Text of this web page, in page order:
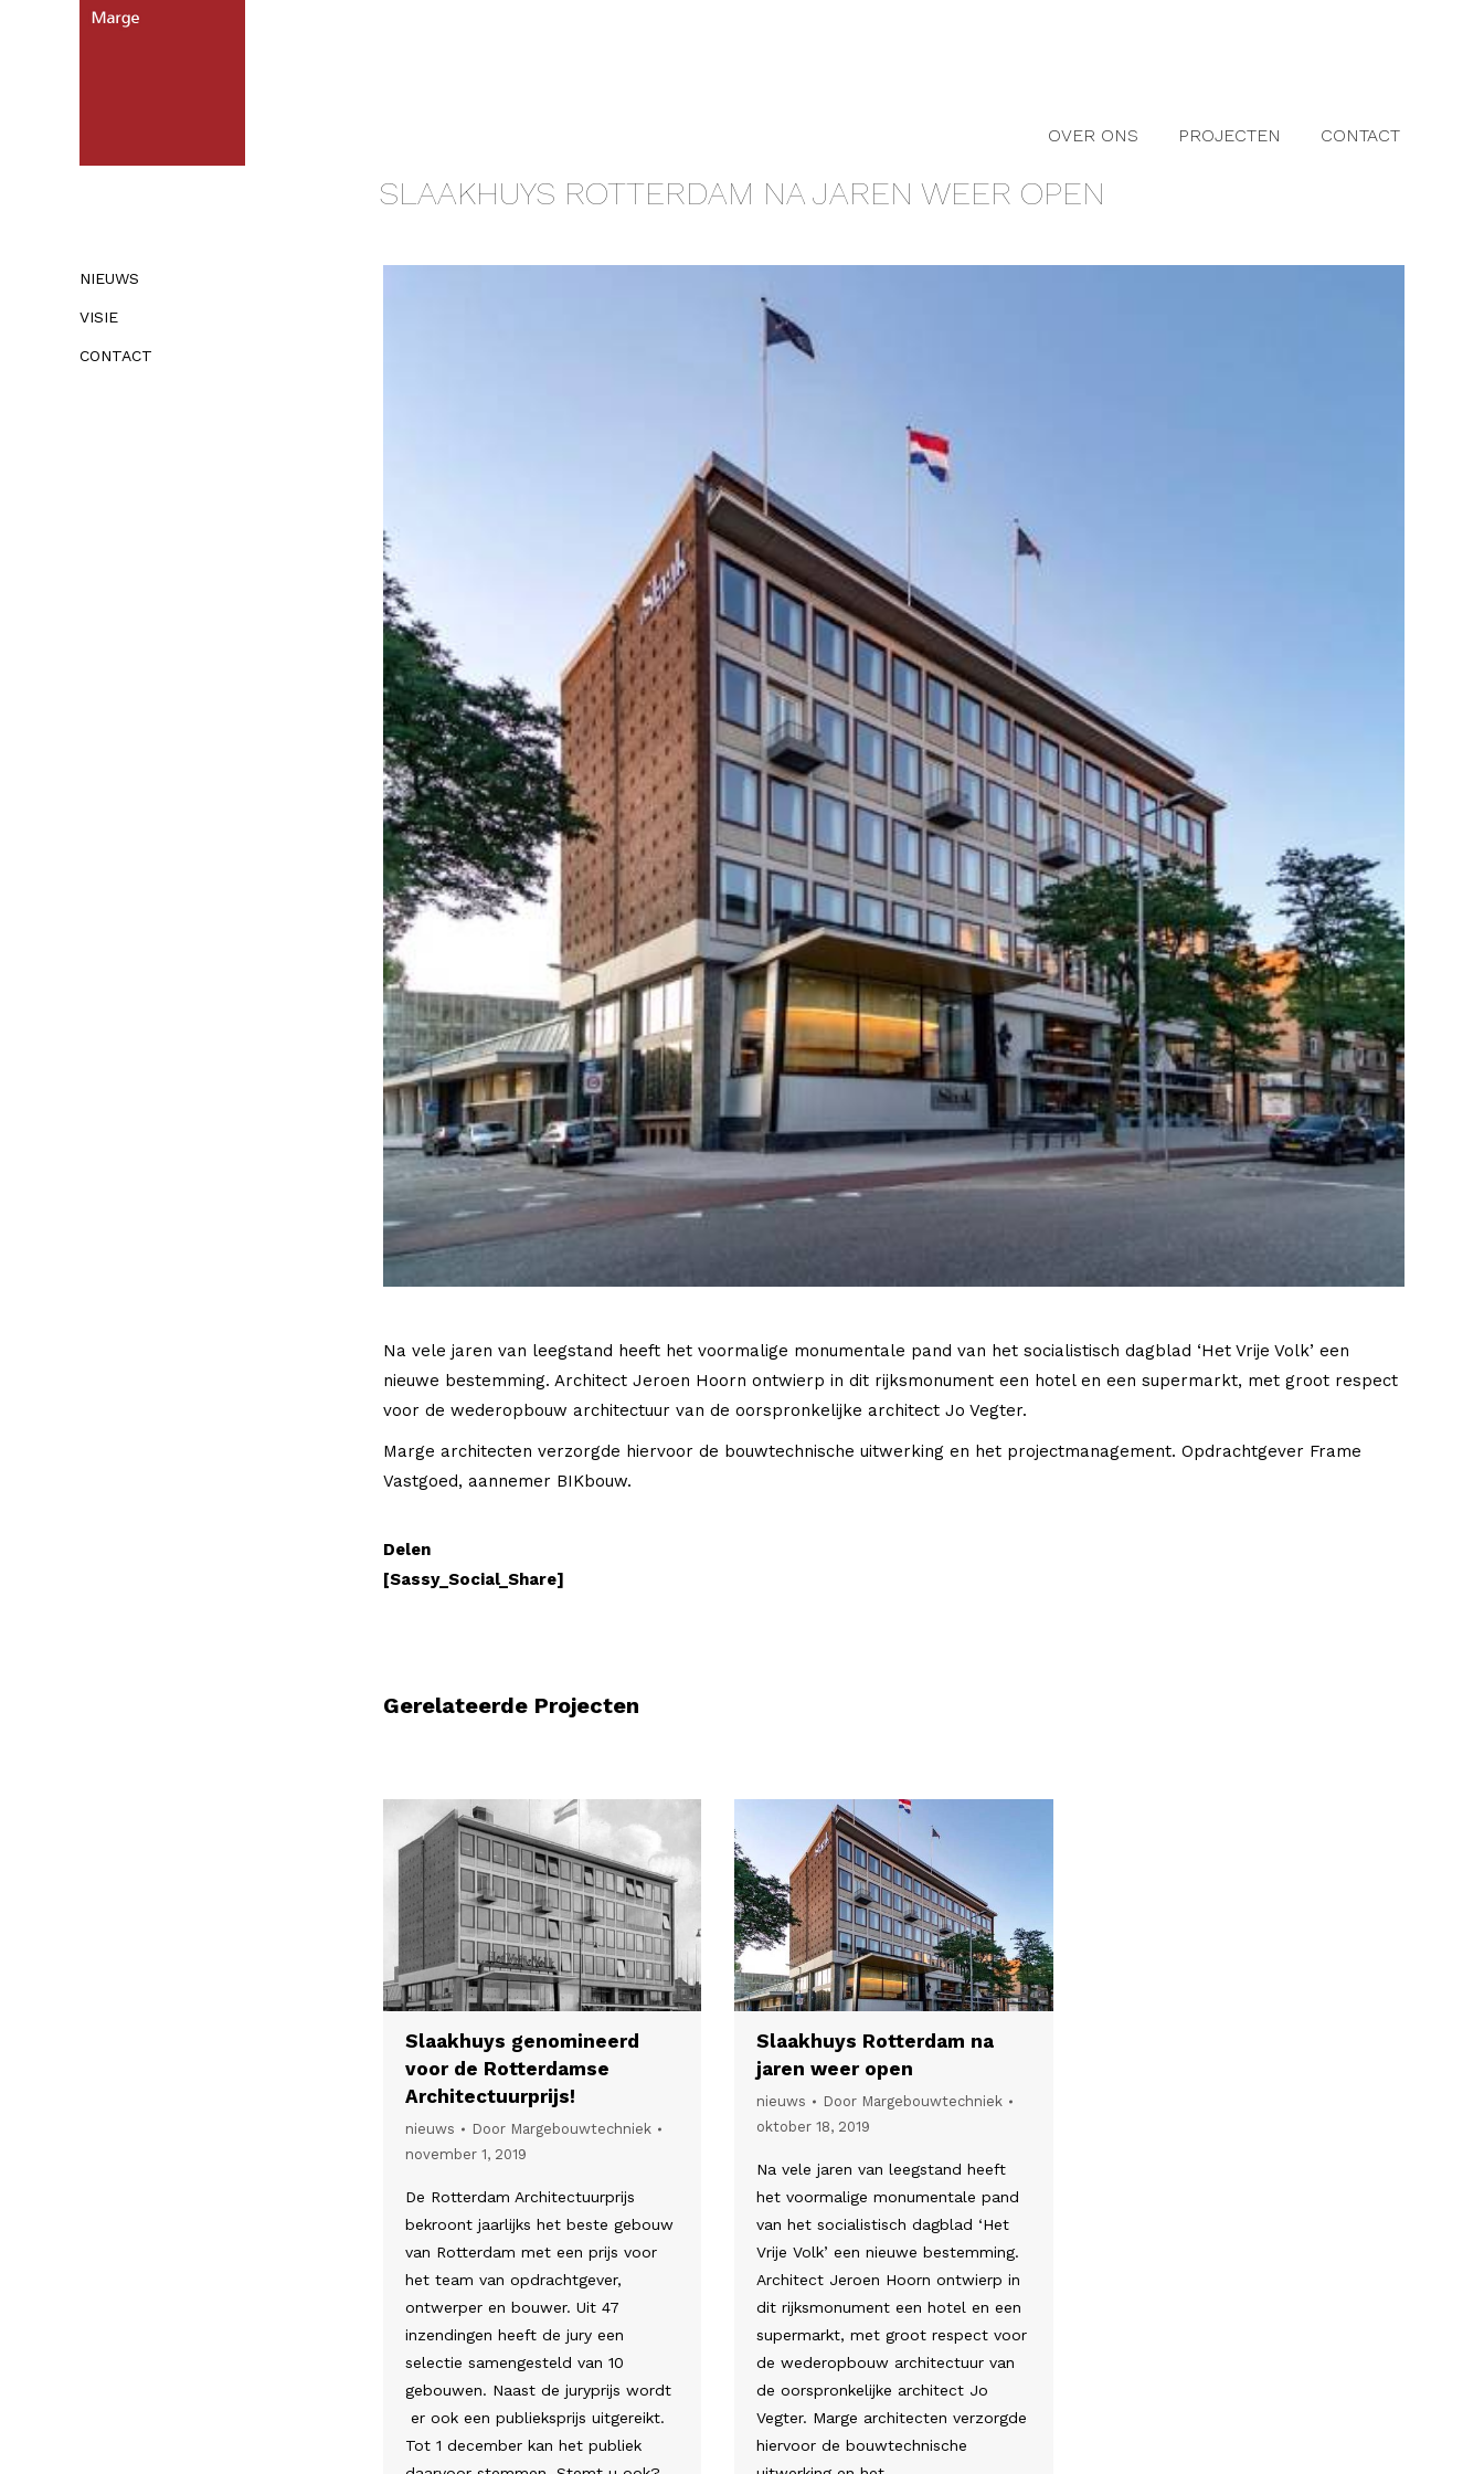
OVER ONS PROJECTEN CONTACT
SLAAKHUYS ROTTERDAM NA JAREN WEER OPEN
Na vele jaren van leegstand heeft het voormalige monumentale pand van het socialistisch dagblad ‘Het Vrije Volk’ een
nieuwe bestemming. Architect Jeroen Hoorn ontwierp in dit rijksmonument een hotel en een supermarkt, met groot respect
voor de wederopbouw architectuur van de oorspronkelijke architect Jo Vegter.
Marge architecten verzorgde hiervoor de bouwtechnische uitwerking en het projectmanagement. Opdrachtgever Frame
Vastgoed, aannemer BIKbouw.
Delen
[Sassy_Social_Share]
Gerelateerde Projecten
Slaakhuys genomineerd
voor de Rotterdamse
Architectuurprijs!
nieuws Door Margebouwtechniek
november 1, 2019
De Rotterdam Architectuurprijs
bekroont jaarlijks het beste gebouw
van Rotterdam met een prijs voor
het team van opdrachtgever,
ontwerper en bouwer. Uit 47
inzendingen heeft de jury een
selectie samengesteld van 10
gebouwen. Naast de juryprijs wordt
er ook een publieksprijs uitgereikt.
Tot 1 december kan het publiek
Slaakhuys Rotterdam na
jaren weer open
nieuws Door Margebouwtechniek
oktober 18, 2019
Na vele jaren van leegstand heeft
het voormalige monumentale pand
van het socialistisch dagblad ‘Het
Vrije Volk’ een nieuwe bestemming.
Architect Jeroen Hoorn ontwierp in
dit rijksmonument een hotel en een
supermarkt, met groot respect voor
de wederopbouw architectuur van
de oorspronkelijke architect Jo
Vegter. Marge architecten verzorgde
hiervoor de bouwtechnische
NIEUWS
VISIE
CONTACT